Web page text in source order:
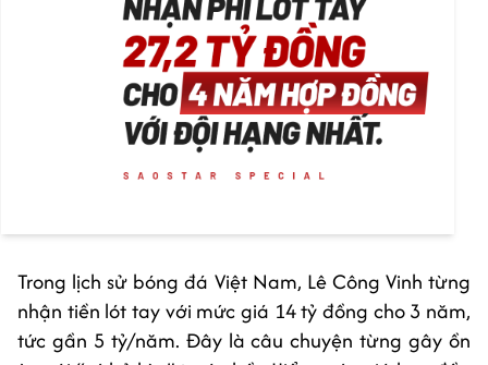
Trong lịch sử bóng đá Việt Nam, Lê Công Vinh từng
nhận tiền lót tay với mức giá 14 tỷ đồng cho 3 năm,
tức gần 5 tỷ/năm. Đây là câu chuyện từng gây ồn